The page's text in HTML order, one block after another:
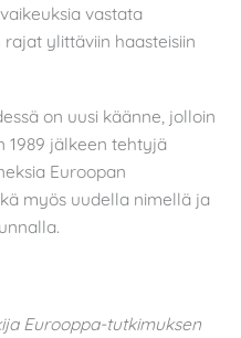
vastata
ylittäviin haasteisiin
on uusi käänne, jolloin
1989 jälkeen tehtyjä
Euroopan
myös uudella nimellä ja
Eurooppa-tutkimuksen